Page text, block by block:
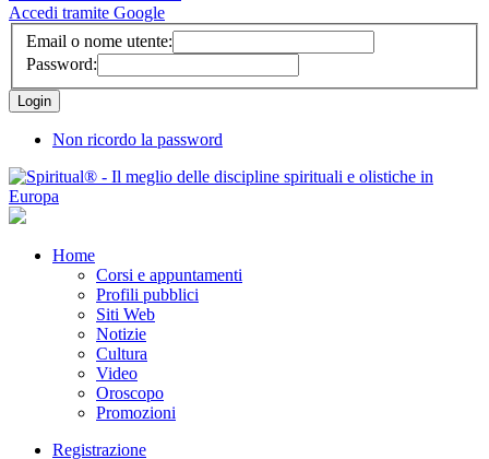
Accedi tramite Google
Email o nome utente:
Password:
Non ricordo la password
Home
Corsi e appuntamenti
Profili pubblici
Siti Web
Notizie
Cultura
Video
Oroscopo
Promozioni
Registrazione